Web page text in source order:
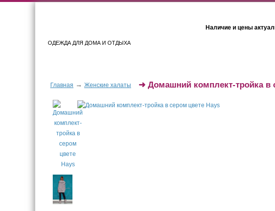
ОДЕЖДА ДЛЯ ДОМА И ОТДЫХА
Наличие и цены
Главная → Женские халаты ➜ Домашний комплект-тройка в